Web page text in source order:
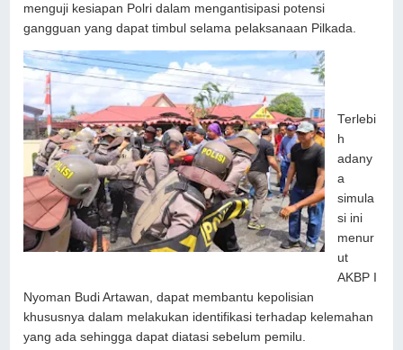
menguji kesiapan Polri dalam mengantisipasi potensi
gangguan yang dapat timbul selama pelaksanaan Pilkada.
Terlebi
h
adany
a
simula
si ini
menur
ut
AKBP I
Nyoman Budi Artawan, dapat membantu kepolisian
khususnya dalam melakukan identifikasi terhadap kelemahan
yang ada sehingga dapat diatasi sebelum pemilu.